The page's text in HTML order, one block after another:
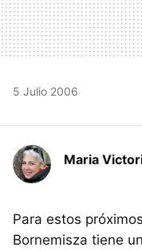
5 Julio 2006
Maria
Para estos
Bornemisza tiene